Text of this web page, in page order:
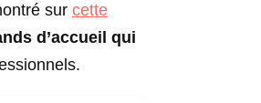
sur cette
d’accueil qui